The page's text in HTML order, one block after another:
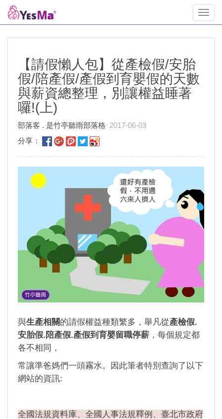
【請假懶人包】從產檢假/安胎
假/陪產假/產假到育嬰假的天數
與薪資總整理，別讓權益睡著
囉!(上)
部落客 . 是竹亭聽雨部落格 2017-06-03
分享：
與生產相關的請假權益種類繁多，舉凡從產檢假.
安胎假.陪產假.產假到育嬰留職停薪 ，每個規定都
各不相同，
常讓準爸媽們一頭霧水。因此筆者特別查詢了以下
網站的資訊:
全國法規資料庫、全國人事法規釋例、臺北市政府